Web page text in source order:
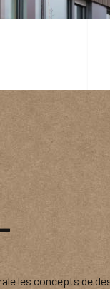
les concepts de